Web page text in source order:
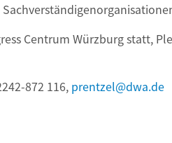
Centrum Würzburg statt,
872 116, prentzel@dwa.de